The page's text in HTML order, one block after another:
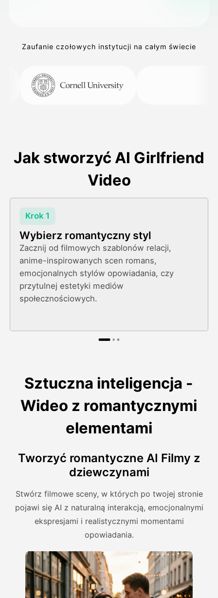
Zaufanie czołowych instytucji na całym świecie
Jak stworzyć AI Girlfriend
Video
Krok 1
Wybierz romantyczny styl
Zacznij od filmowych szablonów relacji,
anime-inspirowanych scen romans,
emocjonalnych stylów opowiadania, czy
przytulnej estetyki mediów
społecznościowych.
Sztuczna inteligencja -
Wideo z romantycznymi
elementami
Tworzyć romantyczne AI Filmy z
dziewczynami
Stwórz filmowe sceny, w których po twojej stronie
pojawi się AI z naturalną interakcją, emocjonalnymi
ekspresjami i realistycznymi momentami
opowiadania.